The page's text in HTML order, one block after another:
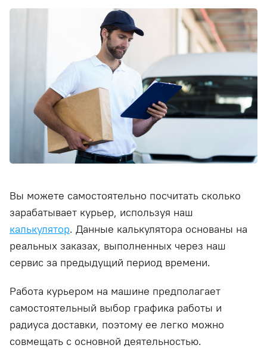
Вы можете самостоятельно посчитать сколько
зарабатывает курьер, используя наш
калькулятор. Данные калькулятора основаны на
реальных заказах, выполненных через наш
сервис за предыдущий период времени.
Работа курьером на машине предполагает
самостоятельный выбор графика работы и
радиуса доставки, поэтому ее легко можно
совмещать с основной деятельностью.